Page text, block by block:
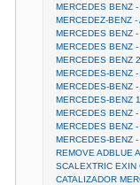
MERCEDES BENZ -
MERCEDEZ-BENZ -
MERCEDES BENZ
MERCEDES BENZ
MERCEDES BENZ
MERCEDES-BENZ
MERCEDES-BENZ
MERCEDES-BENZ
MERCEDES BENZ
MERCEDES BENZ -
MERCEDES-BENZ
REMOVE ADBLUE
SCALEXTRIC EXIN
CATALIZADOR